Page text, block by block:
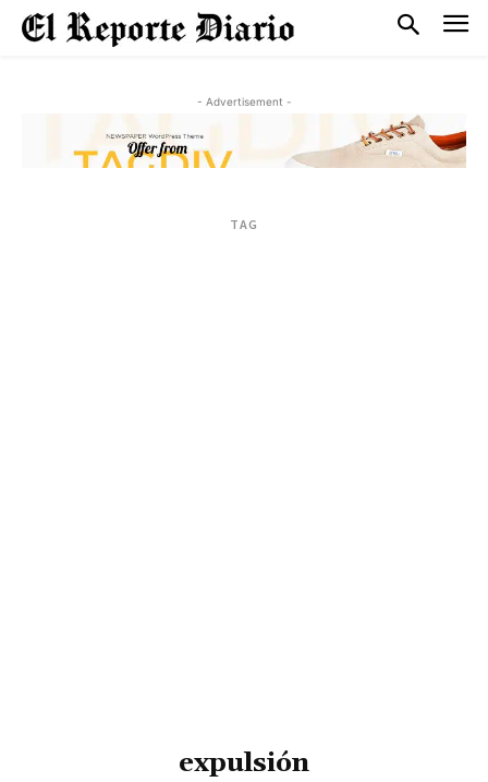
- Advertisement -
TAG
expulsión